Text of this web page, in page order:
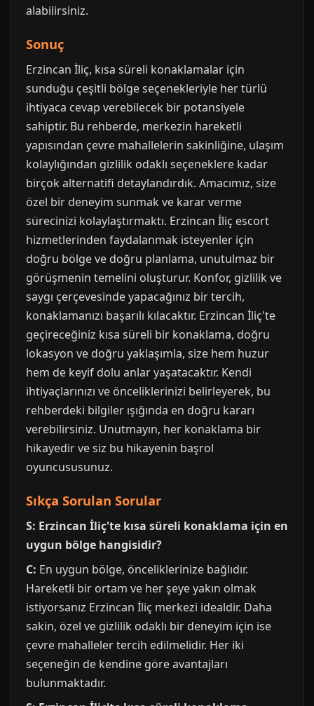
alabilirsiniz.
Sonuç
Erzincan İliç, kısa süreli konaklamalar için
sunduğu çeşitli bölge seçenekleriyle her türlü
ihtiyaca cevap verebilecek bir potansiyele
sahiptir. Bu rehberde, merkezin hareketli
yapısından çevre mahallelerin sakinliğine, ulaşım
kolaylığından gizlilik odaklı seçeneklere kadar
birçok alternatifi detaylandırdık. Amacımız, size
özel bir deneyim sunmak ve karar verme
sürecinizi kolaylaştırmaktı. Erzincan İliç escort
hizmetlerinden faydalanmak isteyenler için
doğru bölge ve doğru planlama, unutulmaz bir
görüşmenin temelini oluşturur. Konfor, gizlilik ve
saygı çerçevesinde yapacağınız bir tercih,
konaklamanızı başarılı kılacaktır. Erzincan İliç'te
geçireceğiniz kısa süreli bir konaklama, doğru
lokasyon ve doğru yaklaşımla, size hem huzur
hem de keyif dolu anlar yaşatacaktır. Kendi
ihtiyaçlarınızı ve önceliklerinizi belirleyerek, bu
rehberdeki bilgiler ışığında en doğru kararı
verebilirsiniz. Unutmayın, her konaklama bir
hikayedir ve siz bu hikayenin başrol
oyuncususunuz.
Sıkça Sorulan Sorular
S: Erzincan İliç'te kısa süreli konaklama için en
uygun bölge hangisidir?
C: En uygun bölge, önceliklerinize bağlıdır.
Hareketli bir ortam ve her şeye yakın olmak
istiyorsanız Erzincan İliç merkezi idealdir. Daha
sakin, özel ve gizlilik odaklı bir deneyim için ise
çevre mahalleler tercih edilmelidir. Her iki
seçeneğin de kendine göre avantajları
bulunmaktadır.